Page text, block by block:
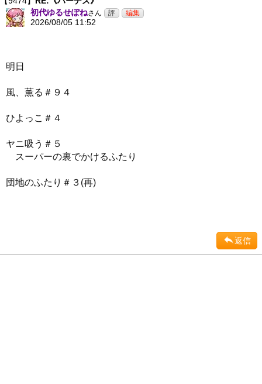
初代ゆるせぽねさん
2026/08/05 11:52
明日
風、薫る＃９４
ひよっこ＃４
ヤニ吸う＃５
スーパーの裏でかけるふたり
団地のふたり＃３(再)
返信